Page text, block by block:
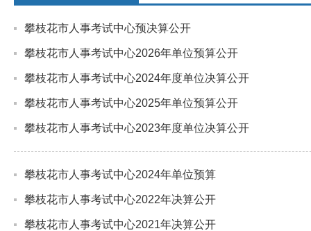
攀枝花市人事考试中心预决算公开
攀枝花市人事考试中心2026年单位预算公开
攀枝花市人事考试中心2024年度单位决算公开
攀枝花市人事考试中心2025年单位预算公开
攀枝花市人事考试中心2023年度单位决算公开
攀枝花市人事考试中心2024年单位预算
攀枝花市人事考试中心2022年决算公开
攀枝花市人事考试中心2021年决算公开